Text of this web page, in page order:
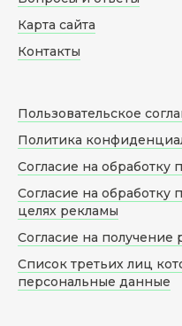
Карта сайта
Контакты
Пользовательское
Политика
Согласие на обработку
Согласие на обработку
целях рекламы
Согласие на
Список третьих лиц
персональные данные